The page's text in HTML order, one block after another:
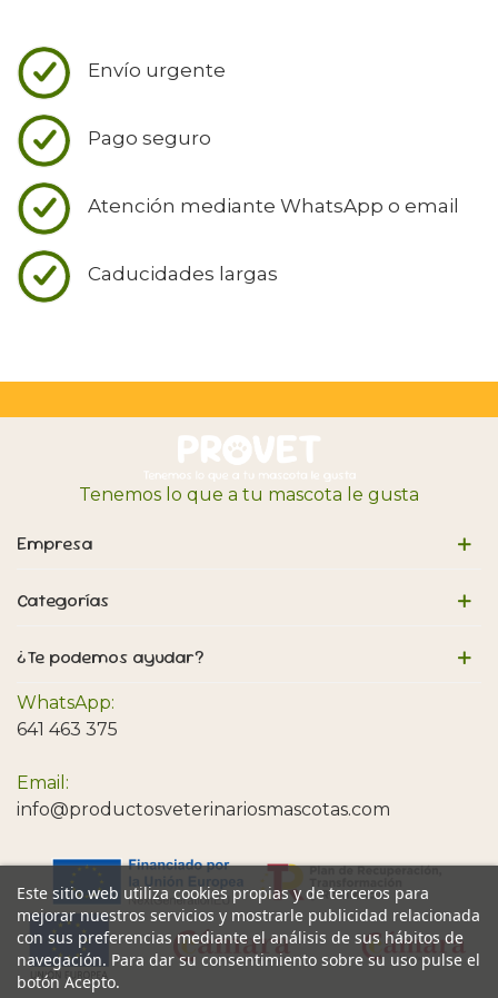
Envío urgente
Pago seguro
Atención mediante WhatsApp o email
Caducidades largas
Este sitio web utiliza cookies propias y de terceros para
mejorar nuestros servicios y mostrarle publicidad relacionada
con sus preferencias mediante el análisis de sus hábitos de
navegación. Para dar su consentimiento sobre su uso pulse el
botón Acepto.
Tenemos lo que a tu mascota le gusta
Empresa
Categorías
¿Te podemos ayudar?
WhatsApp:
641 463 375
Email:
info@productosveterinariosmascotas.com